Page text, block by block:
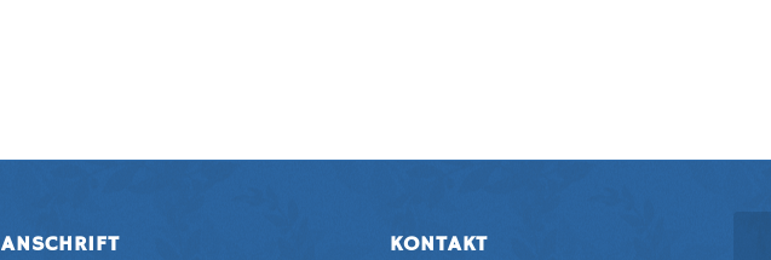
ANSCHRIFT KONTAKT